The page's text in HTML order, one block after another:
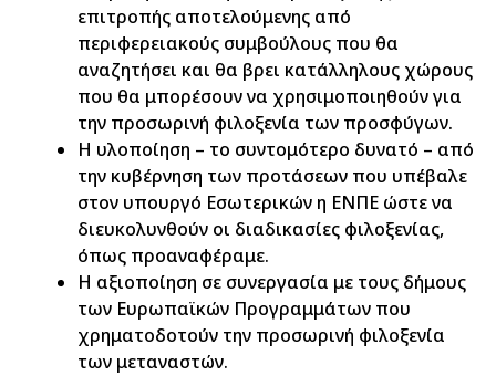
επιτροπής αποτελούμενης από
περιφερειακούς συμβούλους που θα
αναζητήσει και θα βρει κατάλληλους χώρους
που θα μπορέσουν να χρησιμοποιηθούν για
την προσωρινή φιλοξενία των προσφύγων.
Η υλοποίηση – το συντομότερο δυνατό – από
την κυβέρνηση των προτάσεων που υπέβαλε
στον υπουργό Εσωτερικών η ΕΝΠΕ ώστε να
διευκολυνθούν οι διαδικασίες φιλοξενίας,
όπως προαναφέραμε.
Η αξιοποίηση σε συνεργασία με τους δήμους
των Ευρωπαϊκών Προγραμμάτων που
χρηματοδοτούν την προσωρινή φιλοξενία
των μεταναστών.